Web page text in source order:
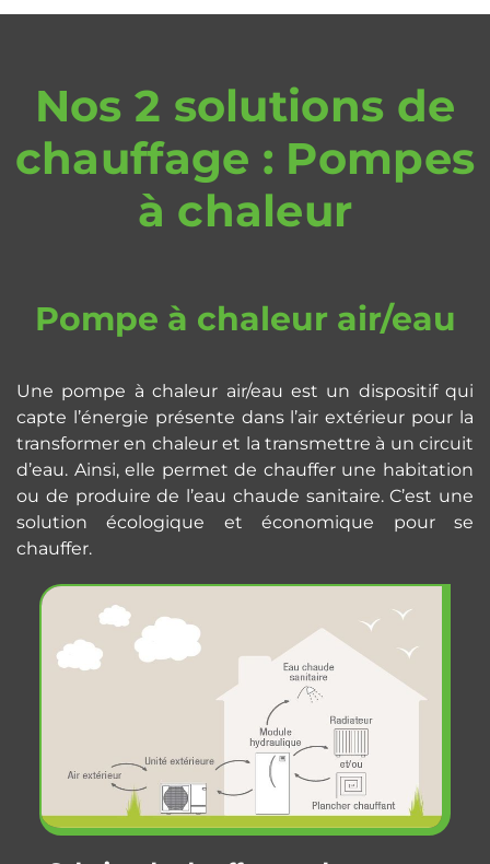
Nos 2 solutions de
chauffage : Pompes
à chaleur
Pompe à chaleur air/eau
Une pompe à chaleur air/eau est un dispositif qui
capte l’énergie présente dans l’air extérieur pour la
transformer en chaleur et la transmettre à un circuit
d’eau. Ainsi, elle permet de chauffer une habitation
ou de produire de l’eau chaude sanitaire. C’est une
solution écologique et économique pour se
chauffer.